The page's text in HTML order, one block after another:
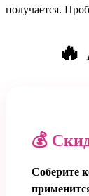
получается.
🔥
💰
Соберите